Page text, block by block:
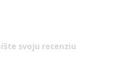
svoju recenziu